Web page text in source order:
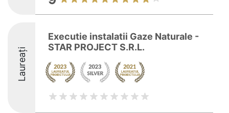
Laureați
Executie instalatii Gaze Naturale -
STAR PROJECT S.R.L.